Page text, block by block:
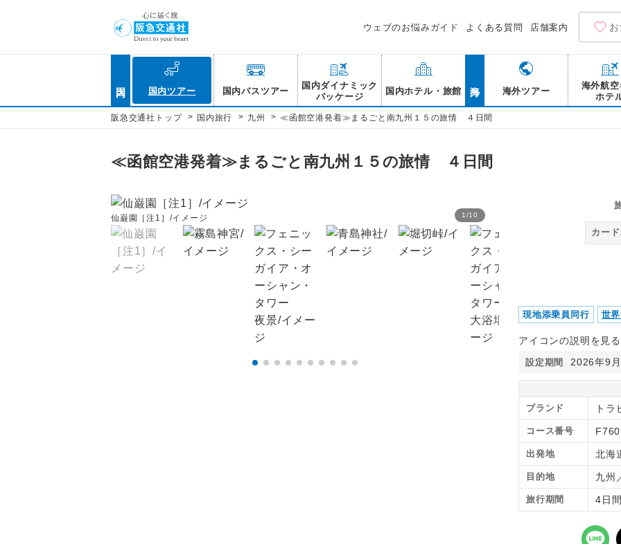
ウェブのお悩みガイド よくある質問 店舗案内
国内ツアー 国内バスツアー
国内ダイナミック
パッケージ
国内ホテル・旅館 海外ツアー
海外航
ホテ
阪急交通社トップ > 国内旅行 > 九州 > ≪函館空港発着≫まるごと南九州１５の旅情 ４日間
≪函館空港発着≫まるごと南九州１５の旅情 ４日間
1 /10
仙巌園［注1］/イメージ
カー
現地添乗員同行 世
アイコンの説明を見
設定期間 2026年9
ブランド トラ
コース番号
出発地 北海
目的地 九州
旅行期間 4日